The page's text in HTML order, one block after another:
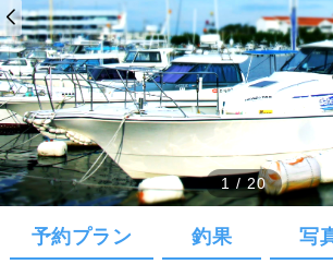
1 /20
予約プラン 釣果 写